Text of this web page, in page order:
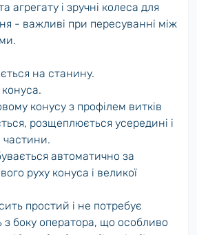
агрегату і зручні колеса для
- важливі при пересуванні між
на станину.
конусу з профілем витків
розщеплюється усередині і
частини.
автоматично за
руху конуса і великої
простий і не потребує
з боку оператора, що особливо